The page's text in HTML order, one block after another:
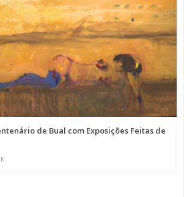
de Bual com Exposições Feitas de